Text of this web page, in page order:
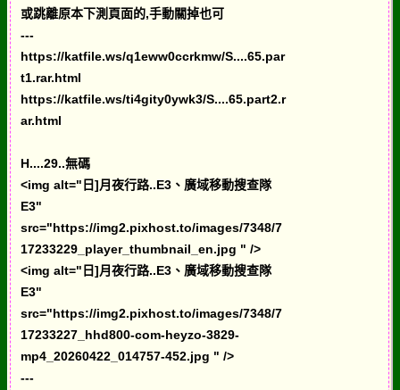
或跳離原本下測頁面的,手動關掉也可
---
https://katfile.ws/q1eww0ccrkmw/S....65.par
t1.rar.html
https://katfile.ws/ti4gity0ywk3/S....65.part2.r
ar.html
H....29..無碼
<img alt="日]月夜行路..E3、廣域移動搜查隊
E3"
src="https://img2.pixhost.to/images/7348/7
17233229_player_thumbnail_en.jpg " />
<img alt="日]月夜行路..E3、廣域移動搜查隊
E3"
src="https://img2.pixhost.to/images/7348/7
17233227_hhd800-com-heyzo-3829-
mp4_20260422_014757-452.jpg " />
---